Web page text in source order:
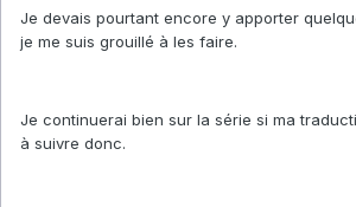
Je devais pourtant encore y apporter
je me suis grouillé à les faire.
Je continuerai bien sur la série si ma
à suivre donc.